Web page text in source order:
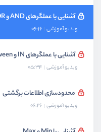
آشنایی با عملگرهای AND و OR
ویدیو آموزشی 06:16
آشنایی با عملگرهای IN و Between
ویدیو آموزشی 05:34
محدودسازی اطلاعات برگشتی
ویدیو آموزشی 06:26